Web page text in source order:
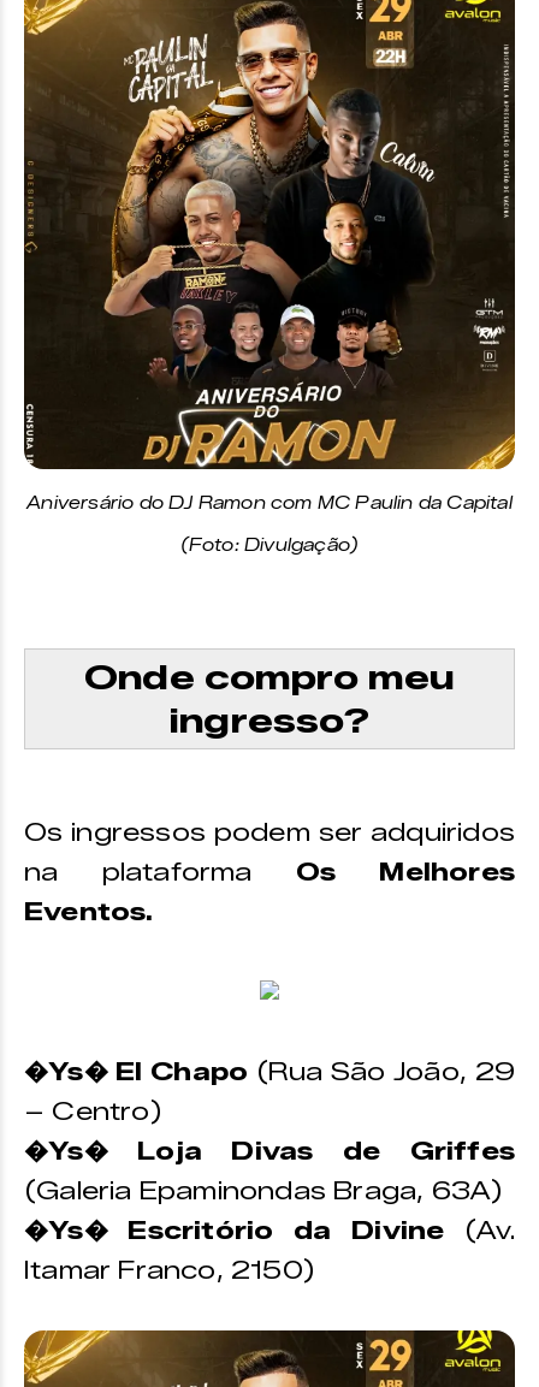
Aniversário do DJ Ramon com MC Paulin da Capital
(Foto: Divulgação)
Onde compro meu
ingresso?
Os ingressos podem ser adquiridos
na plataforma Os Melhores
Eventos.
�Ys� El Chapo (Rua São João, 29
– Centro)
�Ys� Loja Divas de Griffes
(Galeria Epaminondas Braga, 63A)
�Ys� Escritório da Divine (Av.
Itamar Franco, 2150)